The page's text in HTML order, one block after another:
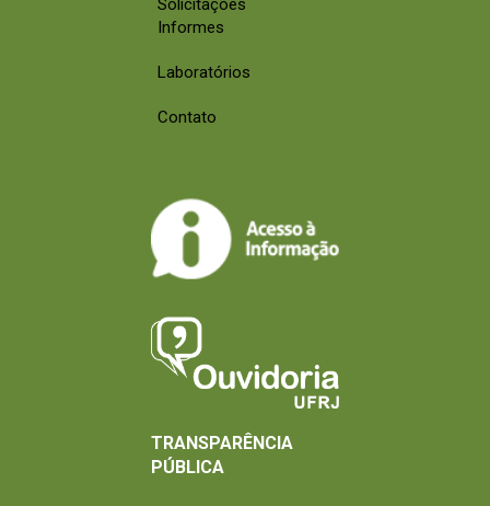
Solicitações
Informes
Laboratórios
Contato
TRANSPARÊNCIA
PÚBLICA